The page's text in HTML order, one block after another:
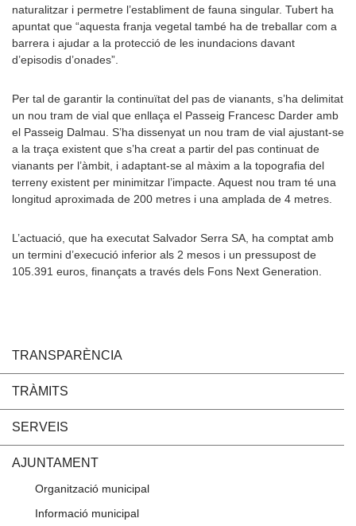
naturalitzar i permetre l’establiment de fauna singular. Tubert ha
apuntat que “aquesta franja vegetal també ha de treballar com a
barrera i ajudar a la protecció de les inundacions davant
d’episodis d’onades”.
Per tal de garantir la continuïtat del pas de vianants, s’ha delimitat
un nou tram de vial que enllaça el Passeig Francesc Darder amb
el Passeig Dalmau. S’ha dissenyat un nou tram de vial ajustant-se
a la traça existent que s’ha creat a partir del pas continuat de
vianants per l’àmbit, i adaptant-se al màxim a la topografia del
terreny existent per minimitzar l’impacte. Aquest nou tram té una
longitud aproximada de 200 metres i una amplada de 4 metres.
L’actuació, que ha executat Salvador Serra SA, ha comptat amb
un termini d’execució inferior als 2 mesos i un pressupost de
105.391 euros, finançats a través dels Fons Next Generation.
TRANSPARÈNCIA
TRÀMITS
SERVEIS
AJUNTAMENT
Organització municipal
Informació municipal